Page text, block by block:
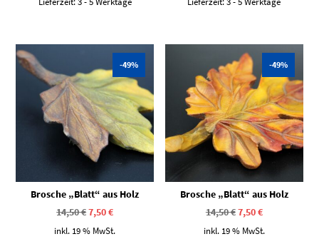
-49%
Brosche „Blatt“ aus Holz
14,50€Ursprünglicher
Preis
war:
7,50€Aktueller
ist:
inkl. 19 % MwSt.
-49%
Brosche „Blatt“ aus Holz
14,50€Ursprünglicher
Preis
war:
7,50€Aktueller
ist:
inkl. 19 % MwSt.